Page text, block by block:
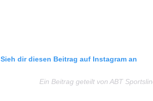
Sieh dir diesen Beitrag auf Instagram an
Ein Beitrag geteilt von ABT